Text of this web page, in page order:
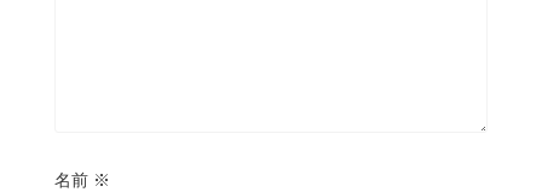
名前 ※